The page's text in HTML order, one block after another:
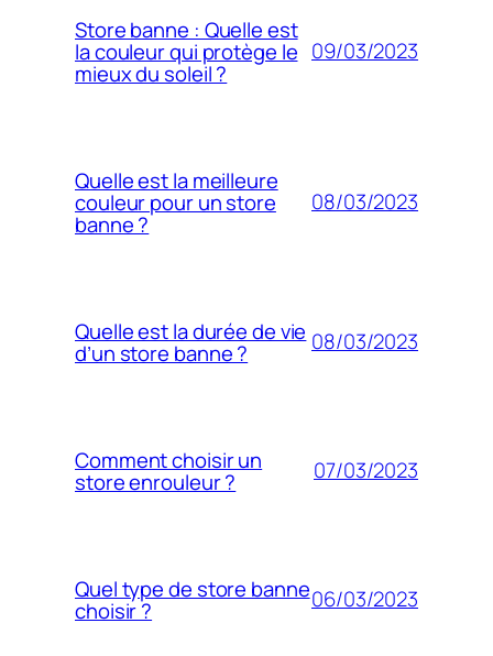
Store banne : Quelle est
la couleur qui protège le
mieux du soleil ?
09/03/2023
Quelle est la meilleure
couleur pour un store
banne ?
08/03/2023
Quelle est la durée de vie
d’un store banne ? 08/03/2023
Comment choisir un
store enrouleur ? 07/03/2023
Quel type de store banne
choisir ? 06/03/2023